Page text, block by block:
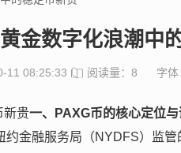
金数字化浪潮中
11 08:25:33 阅读量：8 字体
新贵一、PAXG币的核心定位
金融服务局（NYDFS）监